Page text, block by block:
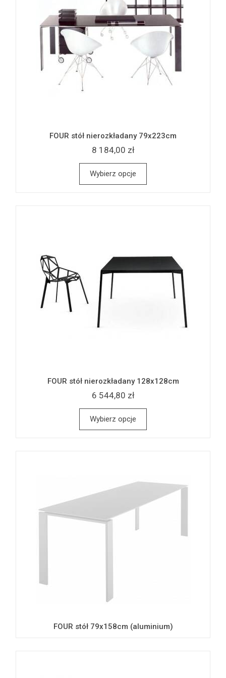
FOUR stół nierozkładany 79x223cm
8 184,00 zł
Wybierz opcje
FOUR stół nierozkładany 128x128cm
6 544,80 zł
Wybierz opcje
FOUR stół 79x158cm (aluminium)